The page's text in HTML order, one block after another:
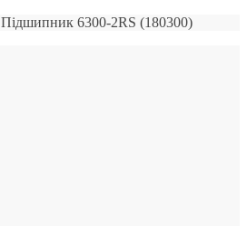
Підшипник 6300-2RS (180300)